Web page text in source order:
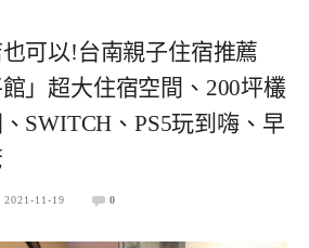
可以!台南親子住宿推薦
館」超大住宿空間、200坪欉
SWITCH、PS5玩到嗨、早
2021-11-19 0